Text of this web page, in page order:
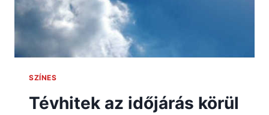
SZÍNES
Tévhitek az időjárás körül